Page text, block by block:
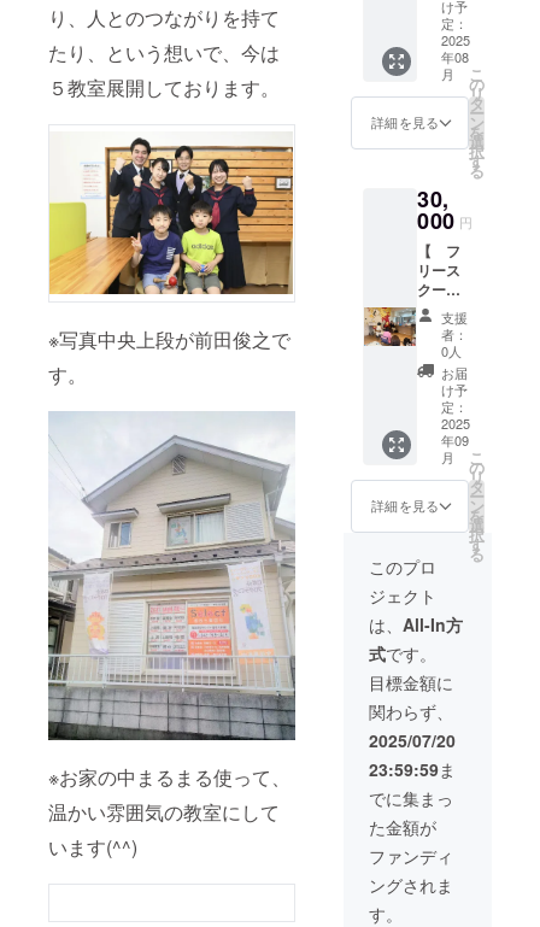
り、人とのつながりを持て
たり、という想いで、今は
５教室展開しております。
※写真中央上段が前田俊之で
す。
※お家の中まるまる使って、
温かい雰囲気の教室にして
います(^^)
プランなど
教科学習も
自分で何を
したいのか
を考えて計
画していく
プロジェク
ト学習など
自主性、社
会性を身に
つける学習
を行ってい
ます。
学習のゴー
ルは、
『自分に
あった最高
の仕事(未来)
を見つけ
る』
す。 ・
【感謝
のメッ
セー
ジ】お
礼メッ
セージ
しま
す。
＊
＊＊ ※
支援時
に上乗
せ支援
が可能
です。
応援の
気持ち
の上乗
迎で
す。 ※
ンは複
数選択
が可能
です。
＋〇
〇》な
ど、ぜ
ひ他の
リター
ンも合
わせて
ご検討
くださ
い。
ご安心
くださ
い(^^)/
※支援時
に上乗
せ支援
が可能
の上乗
せ大歓
迎で
す。 ※
リター
ンは複
数選択
が可能
です。
《応援
＋〇
〇》な
ど、ぜ
ひ他の
リター
ンも合
わせて
い。 有
限：
2025年
8月から
2026年
7月末ま
で
に教え
てくれ
る先生
への活
動費と
して使
用させ
て頂き
御礼と
して、
・ご希
望の方
は個
人・法
人スポ
ンサー
とし
て、
「ホー
ムペー
ジ 」
「sns」
に会社
名、ご
希望の
せてい
ただき
ます。
★支
援時に
必ず備
考欄に
1.ご希
望のお
名前(会
社名)
2.ご希
望の
URL
をご記
入くだ
さい。
・【感
け予
定：
2025
年08
月
詳細を見る
こ
の
リ
タ
ー
ン
を
選
択
す
る
30,
000 円
【 フ
リース
クール
での教
え方・
やって
いる事
を学び
い 】
リアル
かオン
ライン
にて一
緒にフ
リース
クール
で行っ
ている
こと
で、 皆
さんが
知りた
いこと
をお伝
えしな
がら学
んでい
きま
す。 学
ぶ内容
は私た
ちの今
までの
支援
者：
0人
お届
け予
定：
2025
年09
月
詳細を見る
こ
の
リ
タ
ー
ン
を
選
択
す
る
このプロ
ジェクト
は、 All-In方
式です。
目標金額に
関わらず、
2025/07/20
23:59:59ま
でに集まっ
た金額が
ファンディ
ングされま
す。